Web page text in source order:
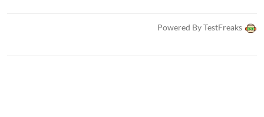
Powered By TestFreaks